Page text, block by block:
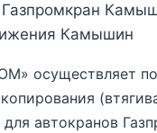
осуществляет
автокранов